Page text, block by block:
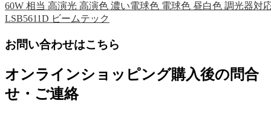
60W 相当 高演光 高演色 濃い電球色 電球色 昼白色 調光器対
LSB5611D ビームテック
お問い合わせはこちら
オンラインショッピング購入後の問合
せ・ご連絡